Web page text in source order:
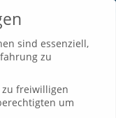
Social Media Profile
sind essenziell,
zu
zu freiwilligen
um